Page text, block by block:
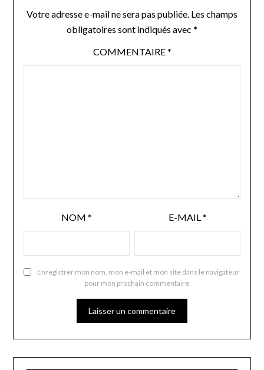
Votre adresse e-mail ne sera pas publiée. Les champs
obligatoires sont indiqués avec *
COMMENTAIRE*
NOM * E-MAIL*
Enregistrer mon nom, mon e-mail et mon site dans le navigateur
pour mon prochain commentaire.